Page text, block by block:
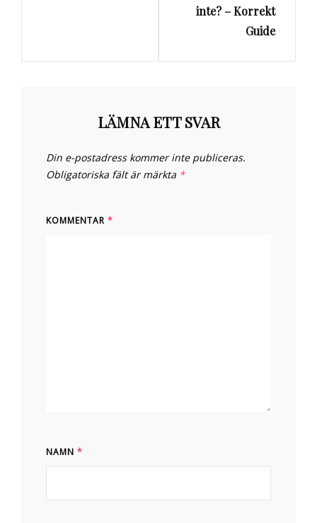
inte? – Korrekt
Guide
LÄMNA ETT SVAR
Din e-postadress kommer inte publiceras.
Obligatoriska fält är märkta *
KOMMENTAR *
NAMN *